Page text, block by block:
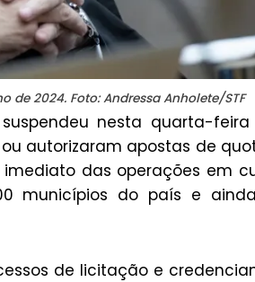
de 2024. Foto: Andressa Anholete/STF
suspendeu nesta quarta-
autorizaram apostas de
das operações em
municípios do país e
de licitação e